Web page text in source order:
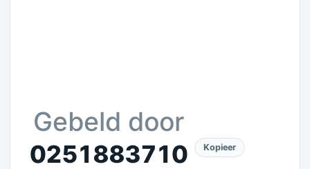
Gebeld door
0251883710 Kopieer